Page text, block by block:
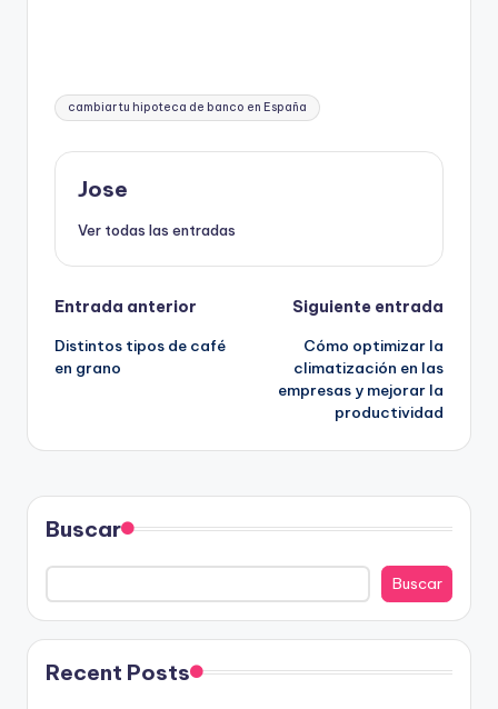
Etiquetas:
cambiar tu hipoteca de banco en España
Jose
Ver todas las entradas
Navegación
de
Entrada anterior
Distintos tipos de café
en grano
Siguiente entrada
Cómo optimizar la
climatización en las
empresas y mejorar la
productividad
Buscar
Buscar
Recent Posts